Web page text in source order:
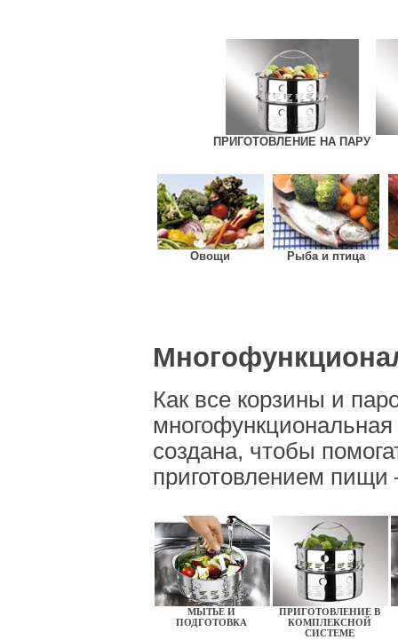
ПРИГОТОВЛЕНИЕ НА ПАРУ
Овощи Рыба и птица
Как все корзины и
создана, чтобы
приготовлением пищи
МЫТЬЕ И
ПОДГОТОВКА
ПРИГОТОВЛЕНИЕ В
КОМПЛЕКСНОЙ
СИСТЕМЕ